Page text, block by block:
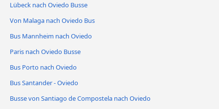
Lübeck nach Oviedo Busse
Von Malaga nach Oviedo Bus
Bus Mannheim nach Oviedo
Paris nach Oviedo Busse
Bus Porto nach Oviedo
Bus Santander - Oviedo
Busse von Santiago de Compostela nach Oviedo